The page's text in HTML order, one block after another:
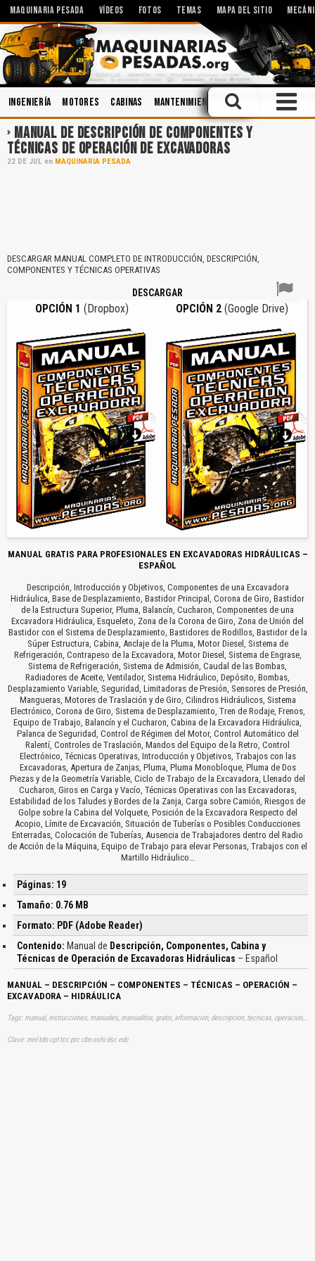
MAQUINARIA PESADA VÍDEOS FOTOS TEMAS MAPA DEL SITIO
Ingeniería Motores Cabinas Mantenimiento Hidráulica
MANUAL DE DESCRIPCIÓN DE COMPONENTES Y
TÉCNICAS DE OPERACIÓN DE EXCAVADORAS
22 DE JUL en MAQUINARIA PESADA
DESCARGAR MANUAL COMPLETO DE INTRODUCCIÓN, DESCRIPCIÓN,
COMPONENTES Y TÉCNICAS OPERATIVAS
DESCARGAR
OPCIÓN 1 (Dropbox) OPCIÓN 2 (Google Drive)
MANUAL GRATIS PARA PROFESIONALES EN EXCAVADORAS HIDRÁULICAS –
ESPAÑOL
Descripción, Introducción y Objetivos, Componentes de una Excavadora
Hidráulica, Base de Desplazamiento, Bastidor Principal, Corona de Giro, Bastidor
de la Estructura Superior, Pluma, Balancín, Cucharon, Componentes de una
Excavadora Hidráulica, Esqueleto, Zona de la Corona de Giro, Zona de Unión del
Bastidor con el Sistema de Desplazamiento, Bastidores de Rodillos, Bastidor de la
Súper Estructura, Cabina, Anclaje de la Pluma, Motor Diesel, Sistema de
Refrigeración, Contrapeso de la Excavadora, Motor Diesel, Sistema de Engrase,
Sistema de Refrigeración, Sistema de Admisión, Caudal de las Bombas,
Radiadores de Aceite, Ventilador, Sistema Hidráulico, Depósito, Bombas,
Desplazamiento Variable, Seguridad, Limitadoras de Presión, Sensores de Presión,
Mangueras, Motores de Traslación y de Giro, Cilindros Hidráulicos, Sistema
Electrónico, Corona de Giro, Sistema de Desplazamiento, Tren de Rodaje, Frenos,
Equipo de Trabajo, Balancín y el Cucharon, Cabina de la Excavadora Hidráulica,
Palanca de Seguridad, Control de Régimen del Motor, Control Automático del
Ralentí, Controles de Traslación, Mandos del Equipo de la Retro, Control
Electrónico, Técnicas Operativas, Introducción y Objetivos, Trabajos con las
Excavadoras, Apertura de Zanjas, Pluma, Pluma Monobloque, Pluma de Dos
Piezas y de la Geometría Variable, Ciclo de Trabajo de la Excavadora, Llenado del
Cucharon, Giros en Carga y Vacío, Técnicas Operativas con las Excavadoras,
Estabilidad de los Taludes y Bordes de la Zanja, Carga sobre Camión, Riesgos de
Golpe sobre la Cabina del Volquete, Posición de la Excavadora Respecto del
Acopio, Límite de Excavación, Situación de Tuberías o Posibles Conducciones
Enterradas, Colocación de Tuberías, Ausencia de Trabajadores dentro del Radio
de Acción de la Máquina, Equipo de Trabajo para elevar Personas, Trabajos con el
Martillo Hidráulico…
Páginas: 19
Tamaño: 0.76 MB
Formato: PDF (Adobe Reader)
Contenido: Manual de Descripción, Componentes, Cabina y
Técnicas de Operación de Excavadoras Hidráulicas – Español
MANUAL – DESCRIPCIÓN – COMPONENTES – TÉCNICAS – OPERACIÓN –
EXCAVADORA – HIDRÁULICA
Tags: manual, instrucciones, manuales, manualitos, gratis, informacion, descripcion, tecnicas, operacion, operando, aprender, descargas
Clave: mnl tdn cpt tcc prc cbn exhi dsc edc